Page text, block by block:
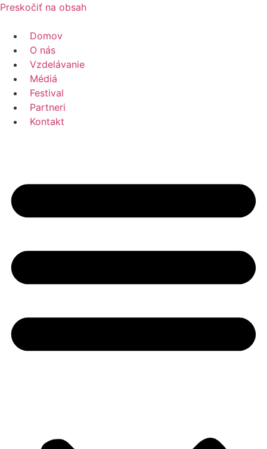
Preskočiť na obsah
Domov
O nás
Vzdelávanie
Médiá
Festival
Partneri
Kontakt